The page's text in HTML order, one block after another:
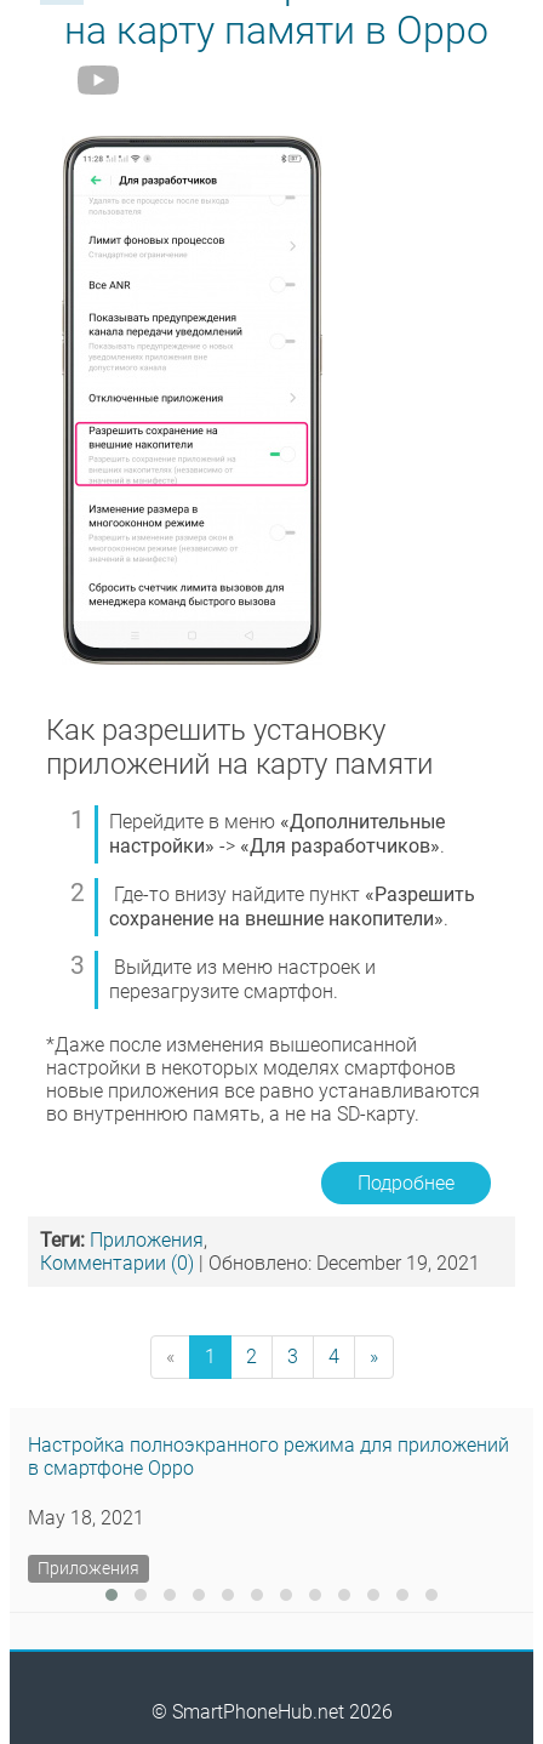
на карту памяти в Oppo
Как разрешить установку
приложений на карту памяти
Перейдите в меню «Дополнительные
настройки» -> «Для разработчиков».
Где-то внизу найдите пункт «Разрешить
сохранение на внешние накопители».
Выйдите из меню настроек и
перезагрузите смартфон.
*Даже после изменения вышеописанной
настройки в некоторых моделях смартфонов
новые приложения все равно устанавливаются
во внутреннюю память, а не на SD-карту.
Подробнее
Теги: Приложения,
Комментарии (0) | Обновлено: December 19, 2021
« 1 2 3 4 »
Настройка полноэкранного режима для приложений
в смартфоне Oppo
May 18, 2021
Приложения
© SmartPhoneHub.net 2026